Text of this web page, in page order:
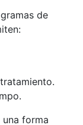
de
una forma